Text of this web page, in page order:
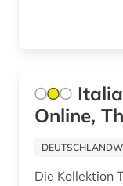
libyen (1)
literatur (1)
Online,
Die Kollektion